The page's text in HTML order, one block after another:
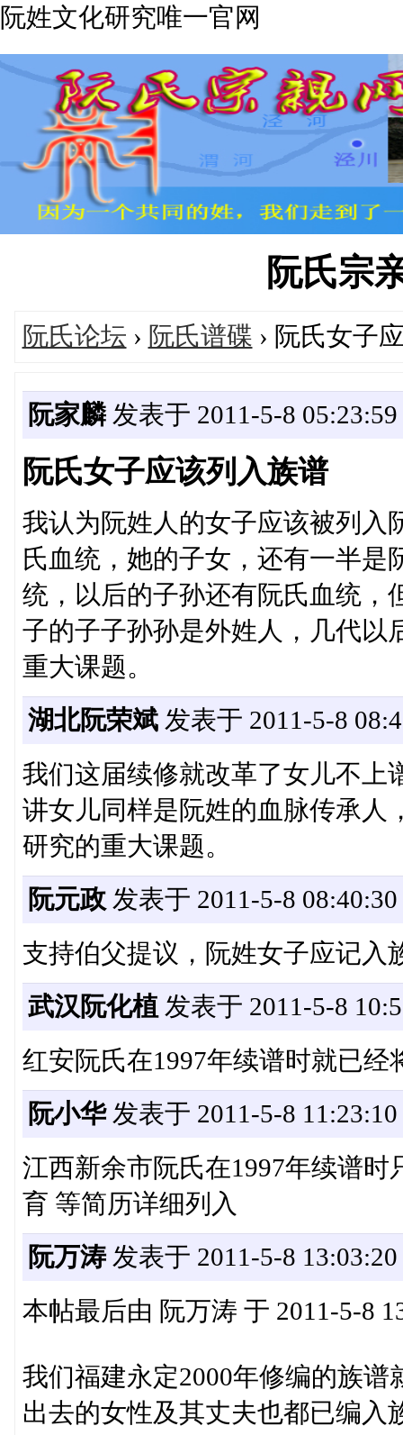
阮姓文化研究唯一官网
阮氏宗
阮氏论坛 › 阮氏谱碟 › 阮氏女子
阮家麟发表于 2011-5-8 05:23:59
阮氏女子应该列入族谱
我认为阮姓人的女子应该被列入
氏血统，她的子女，还有一半是
统，以后的子孙还有阮氏血统，
子的子子孙孙是外姓人，几代以
重大课题。
湖北阮荣斌发表于 2011-5-8
我们这届续修就改革了女儿不上
讲女儿同样是阮姓的血脉传承人
研究的重大课题。
阮元政发表于 2011-5-8 08:40:30
支持伯父提议，阮姓女子应记入
武汉阮化植 发表于 2011-5-8
红安阮氏在1997年续谱时就已经
阮小华发表于 2011-5-8 11:23:10
江西新余市阮氏在1997年续谱
育 等简历详细列入
阮万涛发表于 2011-5-8 13:03:20
本帖最后由 阮万涛 于 2011-5-8
我们福建永定2000年修编的族
出去的女性及其丈夫也都已编入